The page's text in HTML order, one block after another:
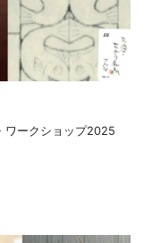
ワークショップ2025